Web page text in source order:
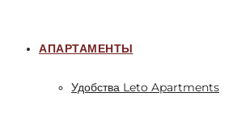
АПАРТАМЕНТЫ
Удобства Leto Apartments